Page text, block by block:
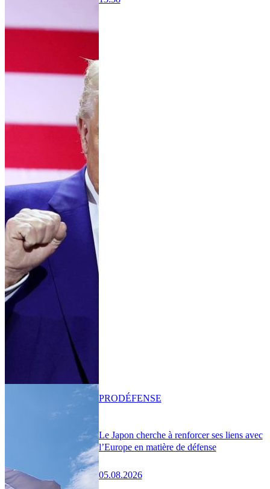
Le Japon cherche à renforcer ses liens avec
l’Europe en matière de défense
05.08.2026
PRODÉFENSE